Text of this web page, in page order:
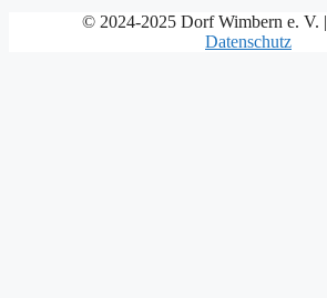
© 2024-2025 Dorf Wimbern e. V. |
Datenschutz